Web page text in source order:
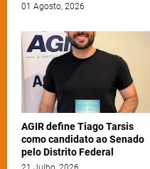
01 Agosto, 2026
AGIR define Tiago Tarsis
como candidato ao Senado
pelo Distrito Federal